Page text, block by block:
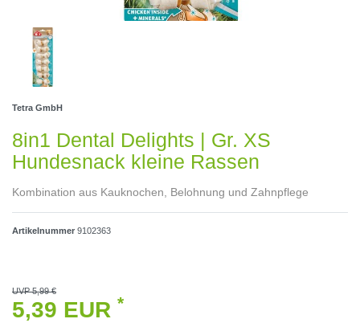
Tetra GmbH
8in1 Dental Delights | Gr. XS
Hundesnack kleine Rassen
Kombination aus Kauknochen, Belohnung und Zahnpflege
Artikelnummer 9102363
UVP 5,99 €
5,39 EUR *